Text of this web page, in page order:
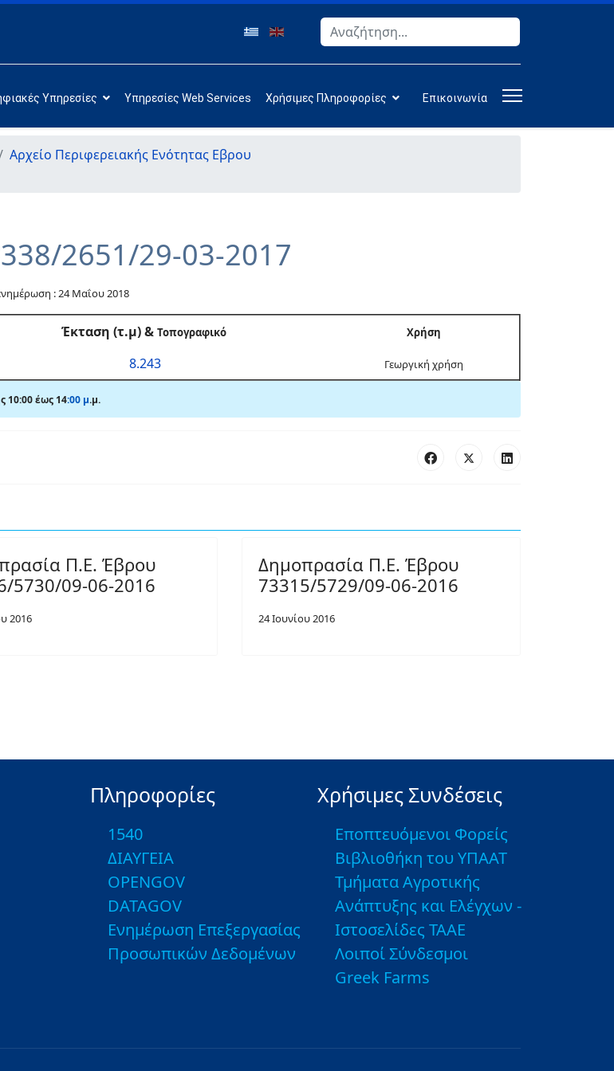
Αναζήτηση
Υπηρεσίες Υπηρεσίες Web Services Χρήσιμες Πληροφορίες Επικοινωνία
Αρχείο Περιφερειακής Ενότητας Εβρου
2651/29-03-2017
: 24 Μαΐου 2018
Έκταση (τ.μ) & Τοπογραφικό Χρήση
8.243 Γεωργική χρήση
10:00 έως 14:00 μ.μ.
Π.Ε. Έβρου
5730/09-06-2016
2016
Δημοπρασία Π.Ε. Έβρου
73315/5729/09-06-2016
24 Ιουνίου 2016
Πληροφορίες
1540
ΔΙΑΥΓΕΙΑ
OPENGOV
DATAGOV
Ενημέρωση Επεξεργασίας
Προσωπικών Δεδομένων
Χρήσιμες Συνδέσεις
Εποπτευόμενοι Φορείς
Βιβλιοθήκη του ΥΠΑΑΤ
Τμήματα Αγροτικής
Ανάπτυξης και Ελέγχων -
Ιστοσελίδες ΤΑΑΕ
Λοιποί Σύνδεσμοι
Greek Farms